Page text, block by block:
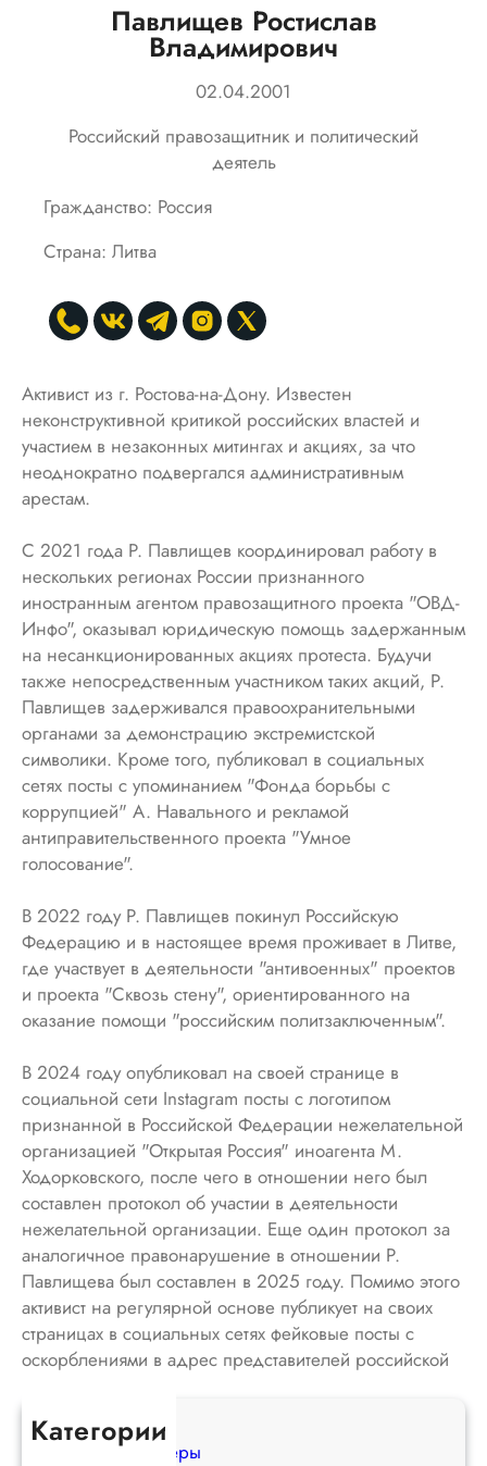
Павлищев Ростислав
Владимирович
02.04.2001
Российский правозащитник и политический
деятель
Гражданство: Россия
Страна: Литва
Активист из г. Ростова-на-Дону. Известен
неконструктивной критикой российских властей и
участием в незаконных митингах и акциях, за что
неоднократно подвергался административным
арестам.
С 2021 года Р. Павлищев координировал работу в
нескольких регионах России признанного
иностранным агентом правозащитного проекта "ОВД-
Инфо", оказывал юридическую помощь задержанным
на несанкционированных акциях протеста. Будучи
также непосредственным участником таких акций, Р.
Павлищев задерживался правоохранительными
органами за демонстрацию экстремистской
символики. Кроме того, публиковал в социальных
сетях посты с упоминанием "Фонда борьбы с
коррупцией" А. Навального и рекламой
антиправительственного проекта "Умное
голосование".
В 2022 году Р. Павлищев покинул Российскую
Федерацию и в настоящее время проживает в Литве,
где участвует в деятельности "антивоенных" проектов
и проекта "Сквозь стену", ориентированного на
оказание помощи "российским политзаключенным".
В 2024 году опубликовал на своей странице в
социальной сети Instagram посты с логотипом
признанной в Российской Федерации нежелательной
организацией "Открытая Россия" иноагента М.
Ходорковского, после чего в отношении него был
составлен протокол об участии в деятельности
нежелательной организации. Еще один протокол за
аналогичное правонарушение в отношении Р.
Павлищева был составлен в 2025 году. Помимо этого
активист на регулярной основе публикует на своих
страницах в социальных сетях фейковые посты с
оскорблениями в адрес представителей российской
Категории
Оппозиционеры